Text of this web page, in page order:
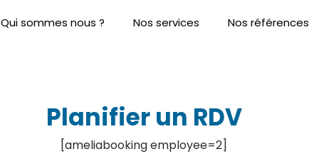
Qui sommes nous ? Nos services Nos références
Planifier un RDV
[ameliabooking employee=2]